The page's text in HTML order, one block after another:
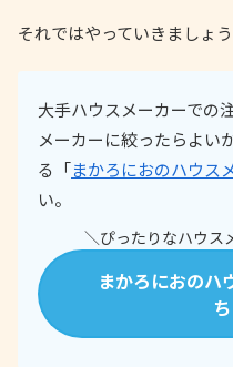
それではやっていきましょう
大手ハウスメーカーでの
メーカーに絞ったらよい
る「まかろにおのハウス
い。
＼ぴったりなハウス
まかろにおのハ